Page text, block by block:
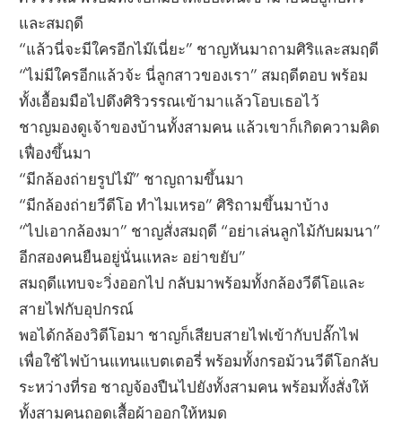
และสมฤดี
“แล้วนี่จะมีใครอีกไม๊เนี่ยะ” ชาญหันมาถามศิริและสมฤดี
“ไม่มีใครอีกแล้วจ้ะ นี่ลูกสาวของเรา” สมฤดีตอบ พร้อม
ทั้งเอื้อมมือไปดึงศิริวรรณเข้ามาแล้วโอบเธอไว้
ชาญมองดูเจ้าของบ้านทั้งสามคน แล้วเขาก็เกิดความคิด
เฟื่องขึ้นมา
“มีกล้องถ่ายรูปไม๊” ชาญถามขึ้นมา
“มีกล้องถ่ายวีดีโอ ทำไมเหรอ” ศิริถามขึ้นมาบ้าง
“ไปเอากล้องมา” ชาญสั่งสมฤดี “อย่าเล่นลูกไม้กับผมนา”
อีกสองคนยืนอยู่นั่นแหละ อย่าขยับ”
สมฤดีแทบจะวิ่งออกไป กลับมาพร้อมทั้งกล้องวีดีโอและ
สายไฟกับอุปกรณ์
พอได้กล้องวิดีโอมา ชาญก็เสียบสายไฟเข้ากับปลั๊กไฟ
เพื่อใช้ไฟบ้านแทนแบตเตอรี่ พร้อมทั้งกรอม้วนวีดีโอกลับ
ระหว่างที่รอ ชาญจ้องปืนไปยังทั้งสามคน พร้อมทั้งสั่งให้
ทั้งสามคนถอดเสื้อผ้าออกให้หมด